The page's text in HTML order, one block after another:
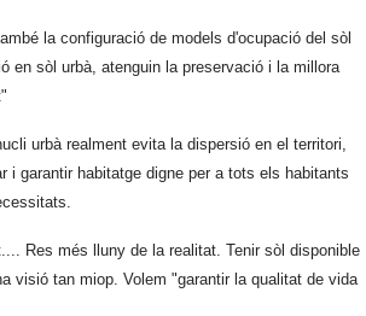
la configuració de models d'ocupació del sòl
en sòl urbà, atenguin la preservació i la millora
urbà realment evita la dispersió en el territori,
i garantir habitatge digne per a tots els habitants
Res més lluny de la realitat. Tenir sòl disponible
visió tan miop. Volem "garantir la qualitat de vida